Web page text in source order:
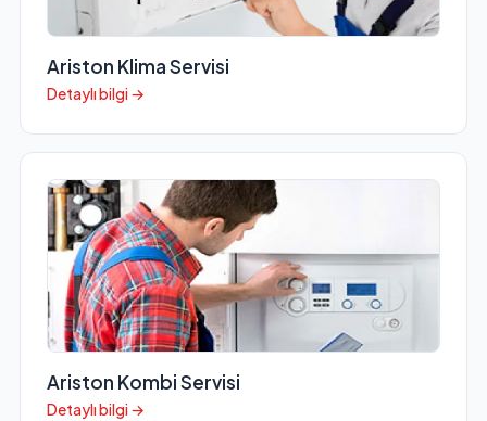
Ariston Klima Servisi
Detaylı bilgi →
Ariston Kombi Servisi
Detaylı bilgi →